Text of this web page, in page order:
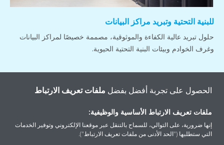
للبنية التحتية وتبريد مراكز البيانات
حلول تبريد عالية الكفاءة والموثوقية، مصممة خصيصًا لمراكز البيانات
وغرف الخوادم وبيئات البنية التحتية الحيوية.
100 عام من دايكن
.من شركة رائدة منذ البدايات إلى علامة عالمية في التدفئة والتبريد —
مسيرة بُنيت على الابتكار وكفاءة الكوادر
الحصول على تجربة أفضل بفضل ملفات تعريف الارتباط
ملفات تعريف الارتباط الأساسية والوظيفية:
إنها ضرورية، على التوالي، للسماح بالتنقل عبر موقعنا الإلكتروني وتوفير الخدمات
التي ستطلبها ("الحد الأدنى من ملفات تعريف الارتباط").